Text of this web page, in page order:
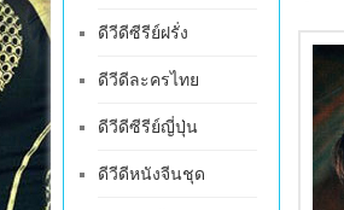
ดีวีดีซีรีย์ฝรั่ง
ดีวีดีละครไทย
ดีวีดีซีรีย์ญี่ปุ่น
ดีวีดีหนังจีนชุด